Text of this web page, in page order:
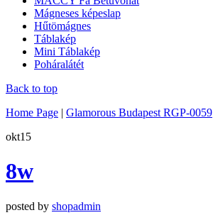
Mágneses képeslap
Hűtömágnes
Táblakép
Mini Táblakép
Poháralátét
Back to top
Home Page | Glamorous Budapest RGP-0059
okt15
8w
posted by shopadmin